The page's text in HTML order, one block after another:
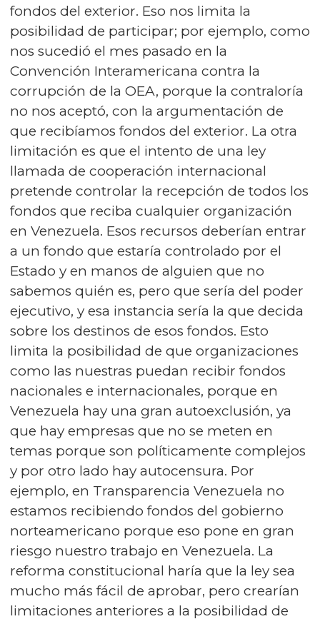
fondos del exterior. Eso nos limita la
posibilidad de participar; por ejemplo, como
nos sucedió el mes pasado en la
Convención Interamericana contra la
corrupción de la OEA, porque la contraloría
no nos aceptó, con la argumentación de
que recibíamos fondos del exterior. La otra
limitación es que el intento de una ley
llamada de cooperación internacional
pretende controlar la recepción de todos los
fondos que reciba cualquier organización
en Venezuela. Esos recursos deberían entrar
a un fondo que estaría controlado por el
Estado y en manos de alguien que no
sabemos quién es, pero que sería del poder
ejecutivo, y esa instancia sería la que decida
sobre los destinos de esos fondos. Esto
limita la posibilidad de que organizaciones
como las nuestras puedan recibir fondos
nacionales e internacionales, porque en
Venezuela hay una gran autoexclusión, ya
que hay empresas que no se meten en
temas porque son políticamente complejos
y por otro lado hay autocensura. Por
ejemplo, en Transparencia Venezuela no
estamos recibiendo fondos del gobierno
norteamericano porque eso pone en gran
riesgo nuestro trabajo en Venezuela. La
reforma constitucional haría que la ley sea
mucho más fácil de aprobar, pero crearían
limitaciones anteriores a la posibilidad de